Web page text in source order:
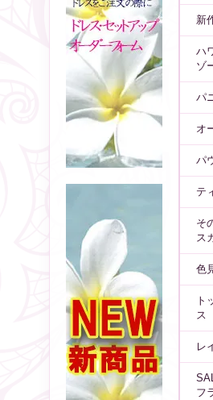
新
ハ
ゾ
パ
オ
パ
テ
そ
ス
色
ト
ス
レ
フ